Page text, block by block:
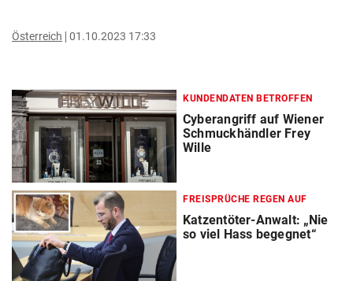
Österreich 01.10.2023 17:33
KUNDENDATEN BETROFFEN
Cyberangriff auf Wiener
Schmuckhändler Frey
Wille
FREISPRÜCHE REGEN AUF
Katzentöter-Anwalt: „Nie
so viel Hass begegnet“